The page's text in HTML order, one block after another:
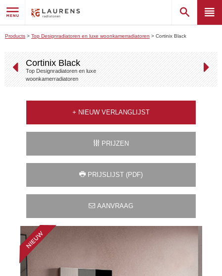
Products > Top Designradiatoren en luxe woonkamerradiatoren > Cortinix Black
Cortinix Black
Top Designradiatoren en luxe
woonkamerradiatoren
+ NIEUW VERLANGLIJST
PRIJZEN
PRIJSLIJST (PDF)
AANVRAAG